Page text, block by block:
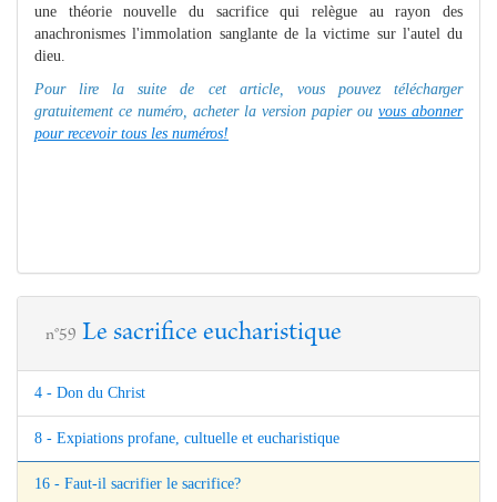
une théorie nouvelle du sacrifice qui relègue au rayon des
anachronismes l'immolation sanglante de la victime sur l'autel du
dieu.
Pour lire la suite de cet article, vous pouvez télécharger
gratuitement ce numéro, acheter la version papier ou vous abonner
pour recevoir tous les numéros!
n°59 Le sacrifice eucharistique
4 - Don du Christ
8 - Expiations profane, cultuelle et eucharistique
16 - Faut-il sacrifier le sacrifice?